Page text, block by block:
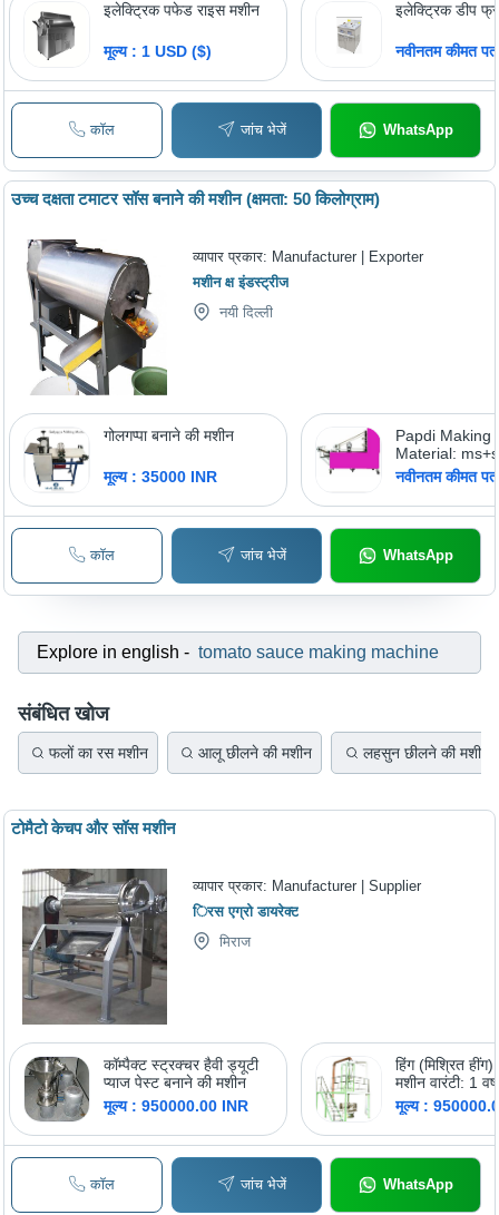
इलेक्ट्रिक पफेड राइस मशीन
मूल्य : 1 USD ($)
इलेक्ट्रिक डीप
नवीनतम कीमत
कॉल जांच भेजें WhatsApp
उच्च दक्षता टमाटर सॉस बनाने की मशीन (क्षमता: 50 किलोग्राम)
व्यापार प्रकार: Manufacturer | Exporter
मशीन क्ष इंडस्ट्रीज
नयी दिल्ली
गोलगप्पा बनाने की मशीन
मूल्य : 35000 INR
Papdi Making
Material:
नवीनतम कीमत
कॉल जांच भेजें WhatsApp
Explore in english - tomato sauce making machine
संबंधित खोज
फलों का रस मशीन आलू छीलने की मशीन लहसुन छीलने की मशीन
टोमैटो केचप और सॉस मशीन
व्यापार प्रकार: Manufacturer | Supplier
िरस एग्रो डायरेक्ट
मिराज
कॉम्पैक्ट स्ट्रक्चर हैवी ड्यूटी
प्याज पेस्ट बनाने की मशीन
मूल्य : 950000.00 INR
हिंग (मिश्रित हींग)
मशीन वारंटी: 1 वर्ष
मूल्य :
कॉल जांच भेजें WhatsApp